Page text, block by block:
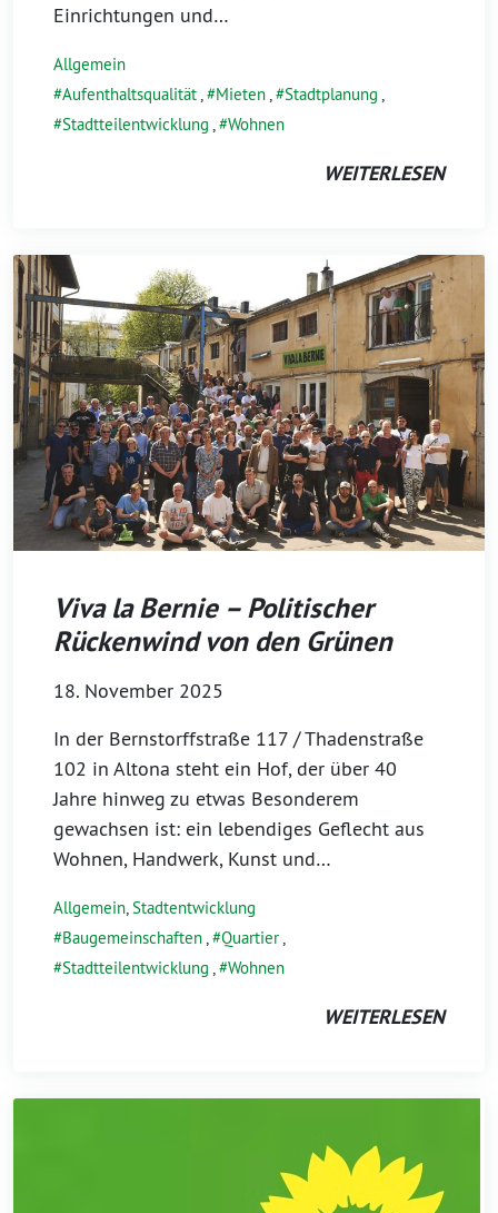
Einrichtungen und…
Allgemein
Aufenthaltsqualität, Mieten, Stadtplanung ,
Stadtteilentwicklung , Wohnen
WEITERLESEN
Viva la Bernie – Politischer
Rückenwind von den Grünen
18. November 2025
In der Bernstorffstraße 117 / Thadenstraße
102 in Altona steht ein Hof, der über 40
Jahre hinweg zu etwas Besonderem
gewachsen ist: ein lebendiges Geflecht aus
Wohnen, Handwerk, Kunst und…
Allgemein,Stadtentwicklung
Baugemeinschaften, Quartier,
Stadtteilentwicklung , Wohnen
WEITERLESEN